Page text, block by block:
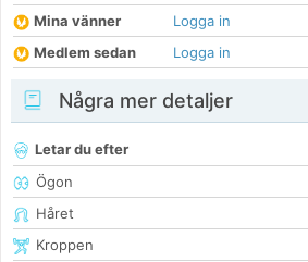
Mina vänner
Logga in
Medlem sedan
Logga in
Några mer detaljer
Letar du efter
Ögon
Håret
Kroppen